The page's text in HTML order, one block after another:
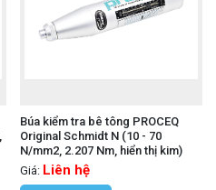
Búa kiểm tra bê tông PROCEQ
Original Schmidt N (10 - 70
N/mm2, 2.207 Nm, hiển thị kim)
Giá: Liên hệ